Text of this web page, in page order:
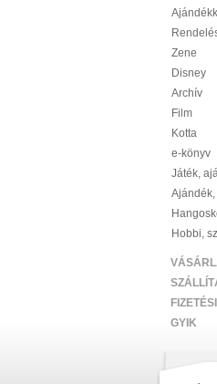
Zene
Disney
Archív
Film
Kotta
e-könyv
Játék,
Hobbi,
GYIK